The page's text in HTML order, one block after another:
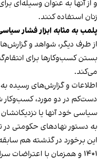
و از آنها به عنوان وسیله‌ای
زنان استفاده کنند.
پلمب به مثابه ابزار فشار
از طرف دیگر، شواهد و
بستن کسب‌وکارها برای
می‌کند.
اطلاعات و گزارش‌های رسیده
دست‌کم در دو مورد، کسب‌وکار
سیاسی خود آنها یا
به دستور نهادهای حکومتی در
این برخورد در گذشته هم
۱۴۰۱ و همزمان با